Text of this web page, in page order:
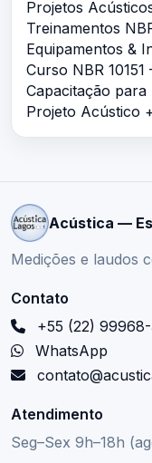
Projetos
Treinamentos
Equipamentos &
Curso NBR
Capacitação
Projeto Acústico
Acústica —
Medições e laudos
Contato
+55 (22)
WhatsApp
Atendimento
Seg–Sex 9h–18h